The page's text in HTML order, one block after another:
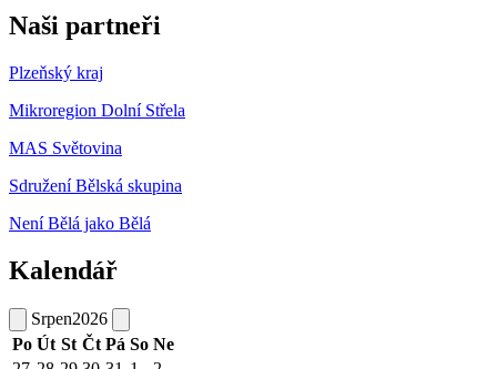
Naši partneři
Plzeňský kraj
Mikroregion Dolní Střela
MAS Světovina
Sdružení Bělská skupina
Není Bělá jako Bělá
Kalendář
Srpen2026
Po Út St Čt Pá So Ne